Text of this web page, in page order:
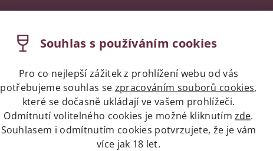
Souhlas s používáním cookies
Pro co nejlepší zážitek z prohlížení webu od vás
potřebujeme souhlas se zpracováním souborů cookies,
které se dočasně ukládají ve vašem prohlížeči.
Odmítnutí volitelného cookies je možné kliknutímzde.
Souhlasem i odmítnutím cookies potvrzujete, že je vám
více jak 18 let.